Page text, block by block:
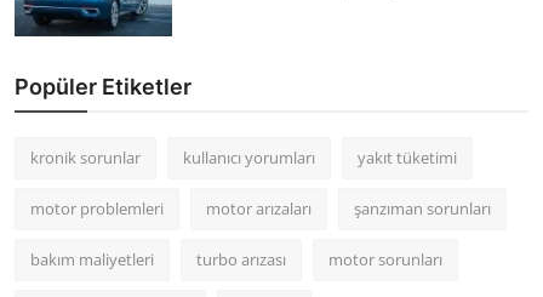
Popüler Etiketler
kronik sorunlar kullanıcı yorumları yakıt tüketimi
motor problemleri motor arızaları şanzıman sorunları
bakım maliyetleri turbo arızası motor sorunları